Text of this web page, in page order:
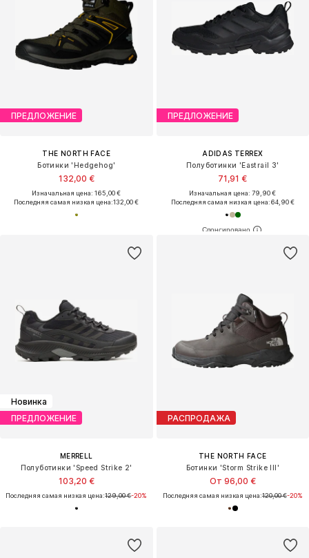
ПРЕДЛОЖЕНИЕ
THE NORTH FACE
Ботинки 'Hedgehog'
132,00 €
Изначальная цена: 165,00 €
Последняя самая низкая цена:132,00 €
ПРЕДЛОЖЕНИЕ
ADIDAS TERREX
Полуботинки 'Eastrail 3'
71,91 €
Изначальная цена: 79,90 €
Последняя самая низкая цена:64,90 €
Новинка
ПРЕДЛОЖЕНИЕ
MERRELL
Полуботинки 'Speed Strike 2'
103,20 €
Последняя самая низкая цена:129,00 €-20%
РАСПРОДАЖА
THE NORTH FACE
Ботинки 'Storm Strike III'
От 96,00 €
Последняя самая низкая цена:120,00 €-20%